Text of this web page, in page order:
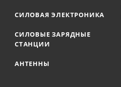
СИЛОВАЯ ЭЛЕКТРОНИКА
СИЛОВЫЕ ЗАРЯДНЫЕ
СТАНЦИИ
АНТЕННЫ